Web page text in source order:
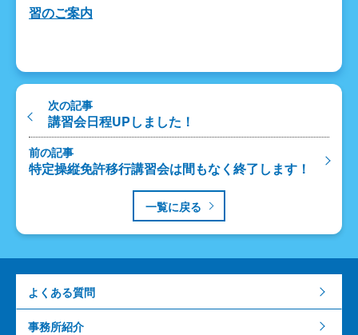
習のご案内
次の記事
講習会日程UPしました！
前の記事
特定操縦免許移行講習会は間もなく終了します！
一覧に戻る
よくある質問
事務所紹介